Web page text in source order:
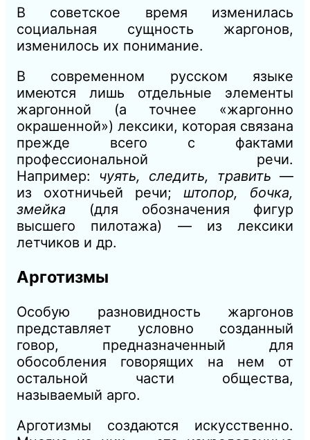
В советское время изменилась
социальная сущность жаргонов,
изменилось их понимание.
В современном русском языке
имеются лишь отдельные элементы
жаргонной (а точнее «жаргонно
окрашенной») лексики, которая связана
прежде всего с фактами
профессиональной речи.
Например: чуять, следить, травить —
из охотничьей речи; штопор, бочка,
змейка (для обозначения фигур
высшего пилотажа) — из лексики
летчиков и др.
Арготизмы
Особую разновидность жаргонов
представляет условно созданный
говор, предназначенный для
обособления говорящих на нем от
остальной части общества,
называемый арго.
Арготизмы создаются искусственно.